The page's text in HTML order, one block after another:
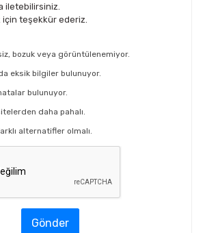
iletebilirsiniz.
teşekkür ederiz.
bozuk veya görüntülenemiyor.
eksik bilgiler bulunuyor.
bulunuyor.
daha pahalı.
alternatifler olmalı.
Gönder